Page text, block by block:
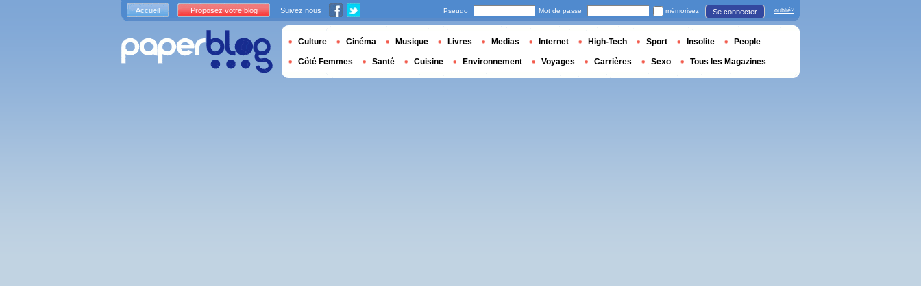
Accueil Proposez votre blog Suivez nous Pseudo Mot de passe mémorisez Se connecter oublié?
Culture Cinéma Musique Livres Medias Internet High-Tech Sport Insolite People
Côté Femmes Santé Cuisine Environnement Voyages Carrières Sexo Tous les Magazines